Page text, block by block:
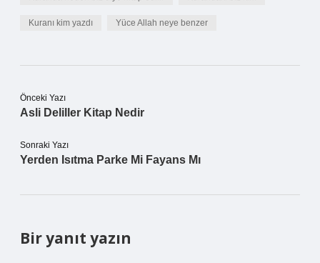
Kuranı kim yazdı Yüce Allah neye benzer
Önceki Yazı
Asli Deliller Kitap Nedir
Sonraki Yazı
Yerden Isıtma Parke Mi Fayans Mı
Bir yanıt yazın